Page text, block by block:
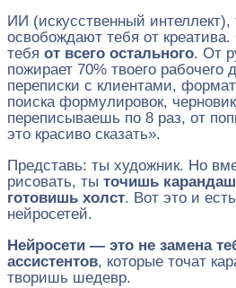
ИИ (искусственный интеллект),
освобождают тебя от
тебя от всего остального. От
пожирает 70% твоего рабочего
переписки с клиентами,
поиска формулировок,
переписываешь по 8 раз, от
это красиво сказать».
Представь: ты художник. Но
рисовать, ты точишь
готовишь холст. Вот это и
нейросетей.
Нейросети — это не замена
ассистентов, которые точат
творишь шедевр.